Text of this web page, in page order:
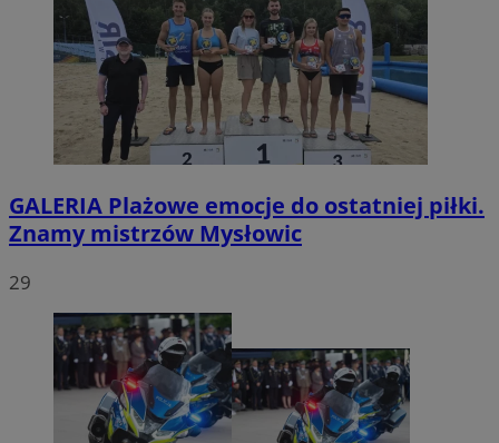
GALERIA Plażowe emocje do ostatniej piłki.
Znamy mistrzów Mysłowic
29